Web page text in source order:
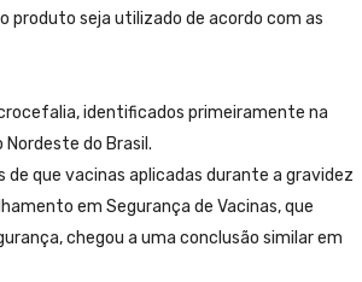
produto seja utilizado de acordo com as
identificados primeiramente na
do Brasil.
que vacinas aplicadas durante a gravidez
em Segurança de Vacinas, que
chegou a uma conclusão similar em